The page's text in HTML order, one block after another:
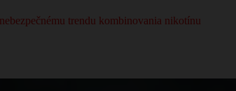
trendu kombinovania nikotínu